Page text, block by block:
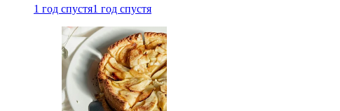
1 год спустя1 год спустя